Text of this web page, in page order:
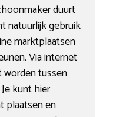
duurt
natuurlijk gebruik
marktplaatsen
Via internet
worden tussen
kunt hier
plaatsen en